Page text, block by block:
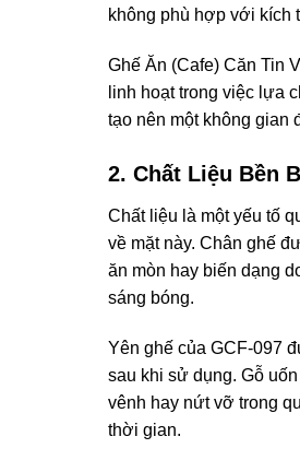
không phù hợp với kích
Ghế Ăn (Cafe) Căn Tin
linh hoạt trong việc lựa
tạo nên một không gian
2. Chất Liệu Bền
Chất liệu là một yếu tố
về mặt này. Chân ghế
ăn mòn hay biến dạng
sáng bóng.
Yên ghế của GCF-097
sau khi sử dụng. Gỗ
vênh hay nứt vỡ trong
thời gian.